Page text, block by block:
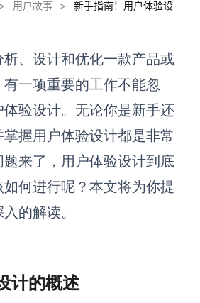
工具
持在线编辑
> 用户故事 >
新手指南！用户体验设
、设计和优化一款产品或
一项重要的工作不能忽
验设计。无论你是新手还
握用户体验设计都是非常
来了，用户体验设计到底
何进行呢？本文将为你提
的解读。
计的概述